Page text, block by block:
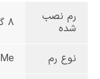
رم نصب
شده
8 گیگابایت
نوع رم